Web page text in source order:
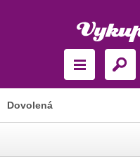
Dovolená